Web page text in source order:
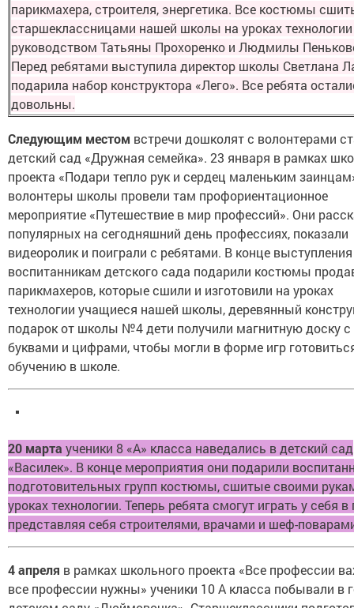
парикмахера, строителя, энергетика. Все костюмы
старшеклассницами нашей школы на уроках
руководством Татьяны Прохоренко и Людмилы
Перед ребятами выступила директор школы Светлана
подарила набор конструктора «Лего». Все ребята
довольны.
Следующим местом встречи дошколят с волонтерами
детский сад «Дружная семейка». 23 января в рамках
проекта «Подари тепло рук и сердец маленьким
волонтеры школы провели там профориентационное
мероприятие «Путешествие в мир профессий». Они
популярных на сегодняшний день профессиях, показали
видеоролик и поиграли с ребятами. В конце выступления
воспитанникам детского сада подарили костюмы
парикмахеров, которые сшили и изготовили на уроках
технологии учащиеся нашей школы, деревянный
подарок от школы №4 дети получили магнитную доску с
буквами и цифрами, чтобы могли в форме игр
обучению в школе.
20 марта ученики 8 «А» класса наведались в детский сад
«Василек». В конце мероприятия они подарили
подготовительных групп костюмы, сшитые своими
уроках технологии. Теперь ребята смогут играть у себя в
представляя себя строителями, врачами и шеф-
4 апреля в рамках школьного проекта «Все профессии
все профессии нужны» ученики 10 А класса побывали в